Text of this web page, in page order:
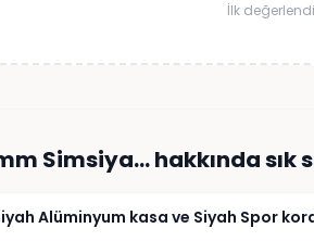
İlk
Simsiya…hakkında sık
Alüminyum kasa ve Siyah Spor